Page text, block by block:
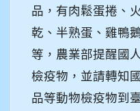
品，有肉鬆蛋捲、
乾、半熟蛋、雞鴨
等，農業部提醒國
檢疫物，並請轉知
品等動物檢疫物到